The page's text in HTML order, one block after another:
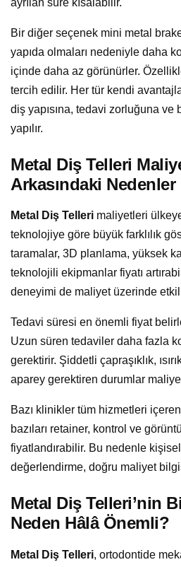
Bir diğer seçenek mini metal
yapıda olmaları nedeniyle daha
içinde daha az görünürler.
tercih edilir. Her tür kendi
diş yapısına, tedavi zorluğuna
yapılır.
Metal Diş Telleri
Arkasındaki Nedenler
Metal Diş Telleri maliyetleri
teknolojiye göre büyük farklılık
taramalar, 3D planlama, yüksek
teknolojili ekipmanlar fiyatı
deneyimi de maliyet üzerinde
Tedavi süresi en önemli fiyat
Uzun süren tedaviler daha fazla
gerektirir. Şiddetli çapraşıklık,
aparey gerektiren durumlar
Bazı klinikler tüm hizmetleri
bazıları retainer, kontrol ve
fiyatlandırabilir. Bu nedenle
değerlendirme, doğru maliyet
Metal Diş Telleri’nin
Neden Hâlâ Önemli?
Metal Diş Telleri, ortodontide